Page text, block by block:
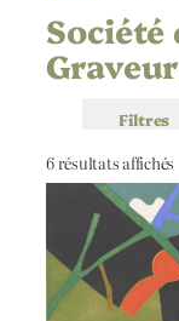
Société
Filtres
6 résultats affichés